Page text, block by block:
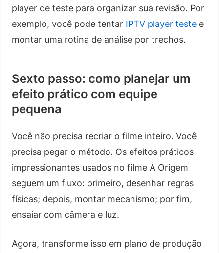
player de teste para organizar sua revisão. Por
exemplo, você pode tentar IPTV player teste e
montar uma rotina de análise por trechos.
Sexto passo: como planejar um
efeito prático com equipe
pequena
Você não precisa recriar o filme inteiro. Você
precisa pegar o método. Os efeitos práticos
impressionantes usados no filme A Origem
seguem um fluxo: primeiro, desenhar regras
físicas; depois, montar mecanismo; por fim,
ensaiar com câmera e luz.
Agora, transforme isso em plano de produção